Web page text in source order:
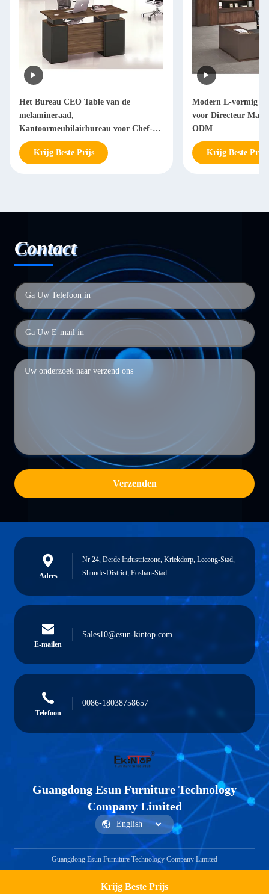
Krijg Beste Prijs
Het Bureau CEO Table van de
melamineraad,
Kantoormeubilairbureau voor Chef-
Manager
Krijg Beste Prijs
Modern L-vormig
voor Directeur
ODM
Krijg Beste Prijs
Contact
Verzenden
Adres
Nr 24, Derde Industriezone, Kriekdorp, Lecong-Stad,
Shunde-District, Foshan-Stad
E-mailen
Sales10@esun-kintop.com
Telefoon
0086-18038758657
Guangdong Esun Furniture Technology
Company Limited
Guangdong Esun Furniture Technology Company Limited
Vraag een offerte aan